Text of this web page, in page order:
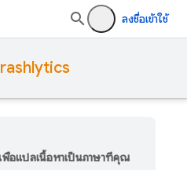
ลงชื่อเข้าใช้
อแปลเนื้อหาเป็นภาษาที่คุณ